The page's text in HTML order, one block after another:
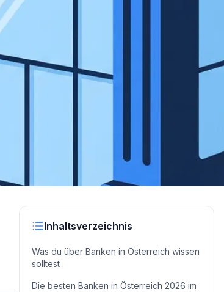
Inhaltsverzeichnis
Was du über Banken in Österreich wissen
solltest
Die besten Banken in Österreich 2026 im